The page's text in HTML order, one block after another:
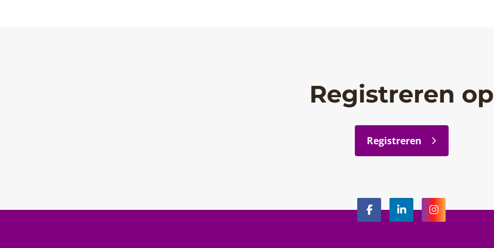
Registreren op
Registreren